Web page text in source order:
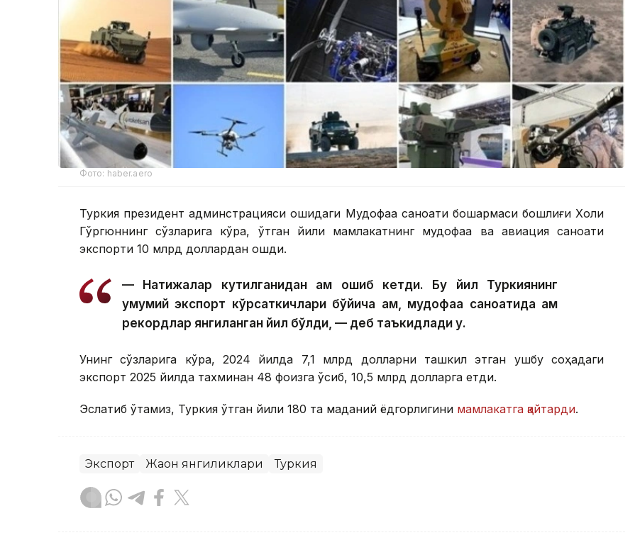
Фото: haber.aero
Туркия президент админстрацияси қошидаги Мудофаа саноати бошқармаси бошлиғи Холиқ
Гўргюннинг сўзларига кўра, ўтган йили мамлакатнинг мудофаа ва авиация саноати
экспорти 10 млрд доллардан ошди.
— Натижалар кутилганидан ҳам ошиб кетди. Бу йил Туркиянинг
умумий экспорт кўрсаткичлари бўйича ҳам, мудофаа саноатида ҳам
рекордлар янгиланган йил бўлди, — деб таъкидлади у.
Унинг сўзларига кўра, 2024 йилда 7,1 млрд долларни ташкил этган ушбу соҳадаги
экспорт 2025 йилда тахминан 48 фоизга ўсиб, 10,5 млрд долларга етди.
Эслатиб ўтамиз, Туркия ўтган йили 180 та маданий ёдгорлигини мамлакатга қайтарди.
Экспорт Жаҳон янгиликлари Туркия